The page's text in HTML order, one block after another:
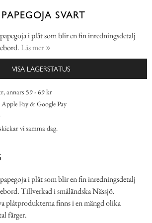
SVART
i plåt som blir en fin inredningsdetalj
Läs mer
VISA LAGERSTATUS
annars 59 - 69 kr
Pay & Google Pay
vi samma dag.
i plåt som blir en fin inredningsdetalj
Tillverkad i småländska Nässjö.
plåtprodukterna finns i en mängd olika
färger.